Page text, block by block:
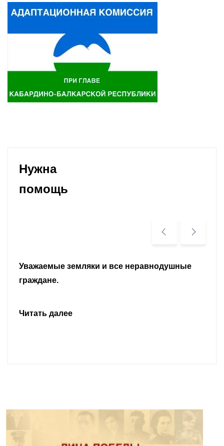
Нужна
помощь
Уважаемые земляки и все неравнодушные
граждане.
Читать далее